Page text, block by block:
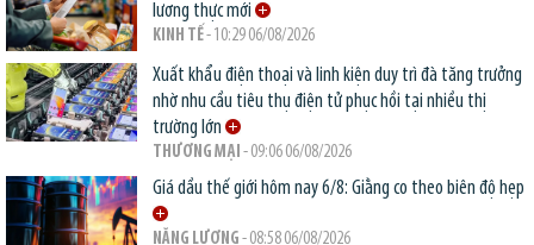
lương thực mới
KINH TẾ- 10:29 06/08/2026
Xuất khẩu điện thoại và linh kiện duy trì đà tăng trưởng
nhờ nhu cầu tiêu thụ điện tử phục hồi tại nhiều thị
trường lớn
THƯƠNG MẠI - 09:06 06/08/2026
Giá dầu thế giới hôm nay 6/8: Giằng co theo biên độ hẹp
NĂNG LƯỢNG - 08:58 06/08/2026